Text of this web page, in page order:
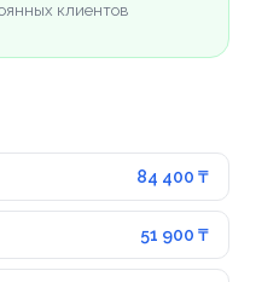
клиентов
84 400 ₸
51 900 ₸